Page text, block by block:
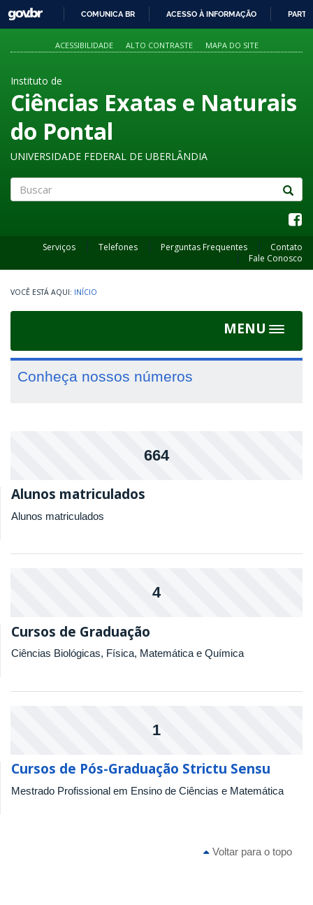
PARA
O
GOVBR
COMUNICA BR ACESSO À INFORMAÇÃO
ACESSIBILIDADE ALTO CONTRASTE MAPA DO SITE
Instituto de
Ciências Exatas e Naturais
do Pontal
UNIVERSIDADE FEDERAL DE UBERLÂNDIA
Serviços Telefones Perguntas Frequentes
Contato
Fale Conosco
INÍCIO
MENU
Toggle
Conheça nossos números
664
Alunos matriculados
Alunos matriculados
4
Cursos de Graduação
Ciências Biológicas, Física, Matemática e Química
1
Cursos de Pós-Graduação Strictu Sensu
Mestrado Profissional em Ensino de Ciências e Matemática
Voltar para o topo